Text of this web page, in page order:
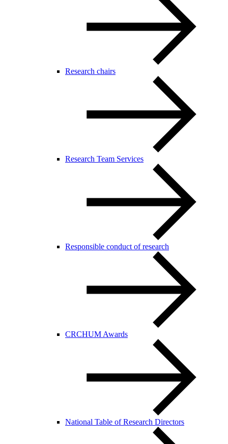
Research chairs
Research Team Services
Responsible conduct of research
CRCHUM Awards
National Table of Research Directors